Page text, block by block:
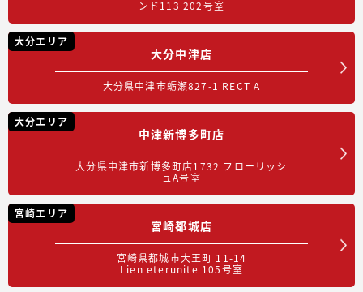
ンド113 202号室
大分エリア
大分中津店
大分県中津市蛎瀬827-1 RECT A
大分エリア
中津新博多町店
大分県中津市新博多町店1732 フローリッシ
ュA号室
宮崎エリア
宮崎都城店
宮崎県都城市大王町 11-14
Lien eterunite 105号室